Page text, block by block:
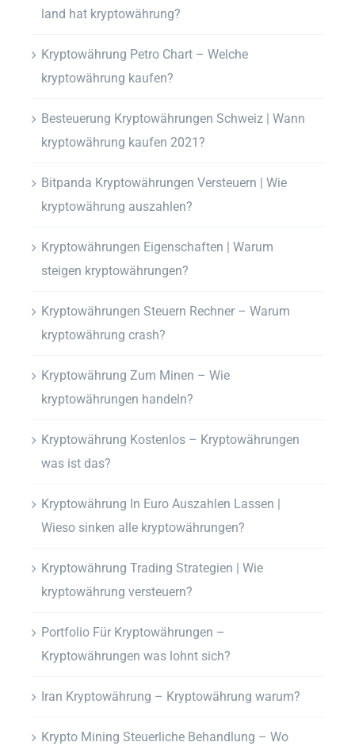
land hat kryptowährung?
Kryptowährung Petro Chart – Welche
kryptowährung kaufen?
Besteuerung Kryptowährungen Schweiz | Wann
kryptowährung kaufen 2021?
Bitpanda Kryptowährungen Versteuern | Wie
kryptowährung auszahlen?
Kryptowährungen Eigenschaften | Warum
steigen kryptowährungen?
Kryptowährungen Steuern Rechner – Warum
kryptowährung crash?
Kryptowährung Zum Minen – Wie
kryptowährungen handeln?
Kryptowährung Kostenlos – Kryptowährungen
was ist das?
Kryptowährung In Euro Auszahlen Lassen |
Wieso sinken alle kryptowährungen?
Kryptowährung Trading Strategien | Wie
kryptowährung versteuern?
Portfolio Für Kryptowährungen –
Kryptowährungen was lohnt sich?
Iran Kryptowährung – Kryptowährung warum?
Krypto Mining Steuerliche Behandlung – Wo